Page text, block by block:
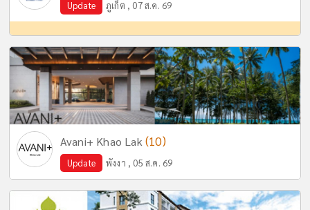
Update ภูเก็ต , 07 ส.ค. 69
Avani+ Khao Lak (10)
Update พังงา , 05 ส.ค. 69